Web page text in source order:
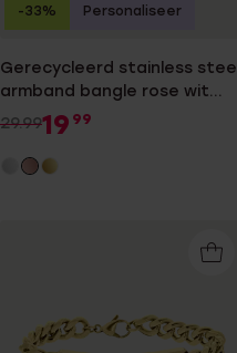
Gerecycleerd stainless steel
armband bangle rose wit
kristal
29.9919 99
-33% Personaliseer